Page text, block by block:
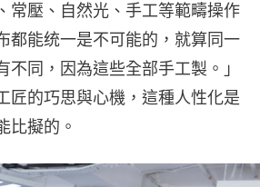
常壓、自然光、手工等範疇操作
都能统一是不可能的，就算同一
不同，因為這些全部手工製。」
匠的巧思與心機，這種人性化是
比擬的。